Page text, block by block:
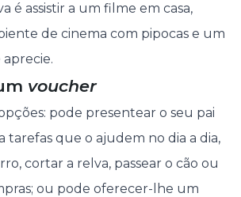
é assistir a um filme em casa,
de cinema com pipocas e um
voucher
pode presentear o seu pai
tarefas que o ajudem no dia a dia,
cortar a relva, passear o cão ou
ou pode oferecer-lhe um